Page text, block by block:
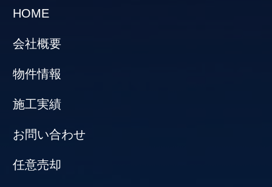
HOME
会社概要
物件情報
施工実績
お問い合わせ
任意売却